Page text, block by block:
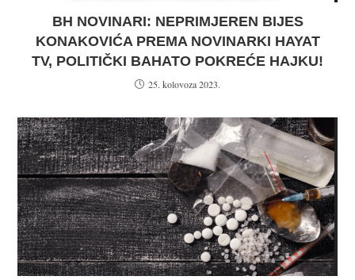
BH NOVINARI: NEPRIMJEREN BIJES
KONAKOVIĆA PREMA NOVINARKI HAYAT
TV, POLITIČKI BAHATO POKREĆE HAJKU!
25. kolovoza 2023.